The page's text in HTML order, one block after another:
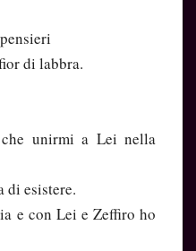
di labbra.
unirmi a Lei nella
di esistere.
e con Lei e Zeffiro ho